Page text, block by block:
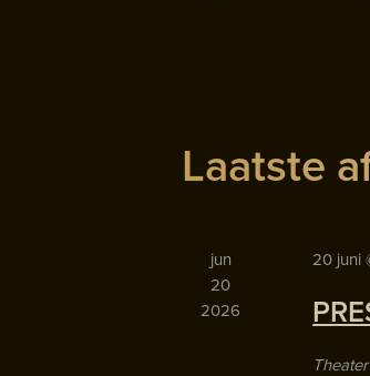
Laatste
jun
20
2026
20 juni